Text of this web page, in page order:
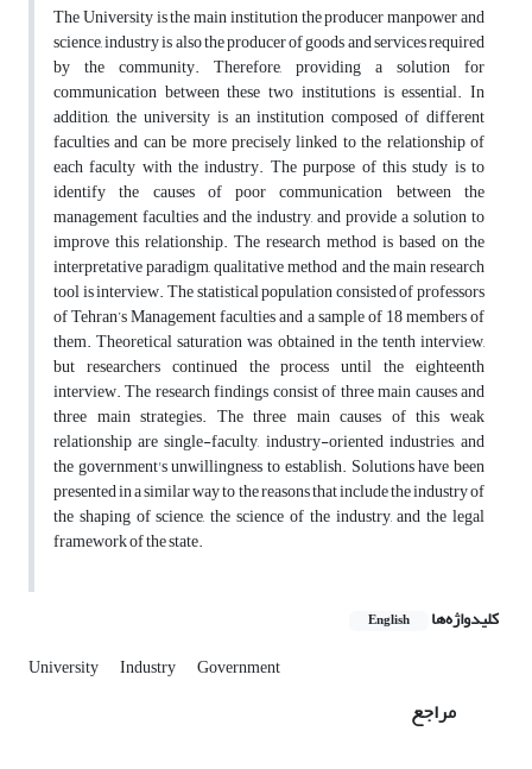
The University is the main institution the producer manpower and
science, industry is also the producer of goods and services required
by the community. Therefore, providing a solution for
communication between these two institutions is essential. In
addition, the university is an institution composed of different
faculties and can be more precisely linked to the relationship of
each faculty with the industry. The purpose of this study is to
identify the causes of poor communication between the
management faculties and the industry, and provide a solution to
improve this relationship. The research method is based on the
interpretative paradigm, qualitative method and the main research
tool is interview. The statistical population consisted of professors
of Tehran’s Management faculties and a sample of 18 members of
them. Theoretical saturation was obtained in the tenth interview,
but researchers continued the process until the eighteenth
interview. The research findings consist of three main causes and
three main strategies. The three main causes of this weak
relationship are single-faculty, industry-oriented industries, and
the government's unwillingness to establish. Solutions have been
presented in a similar way to the reasons that include the industry of
the shaping of science, the science of the industry, and the legal
framework of the state.
کلیدواژه‌ها English
University Industry Government
مراجع